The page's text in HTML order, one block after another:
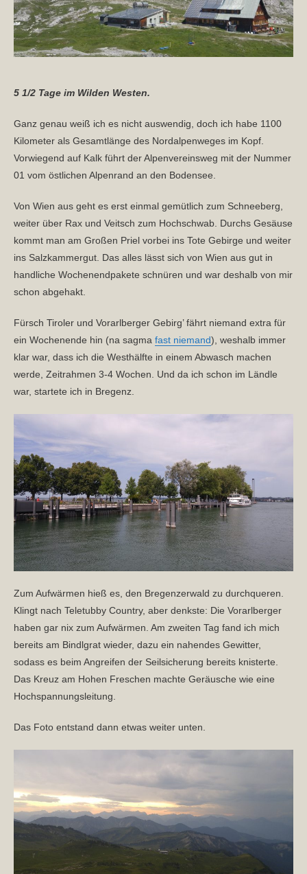
5 1/2 Tage im Wilden Westen.
Ganz genau weiß ich es nicht auswendig, doch ich habe 1100
Kilometer als Gesamtlänge des Nordalpenweges im Kopf.
Vorwiegend auf Kalk führt der Alpenvereinsweg mit der Nummer
01 vom östlichen Alpenrand an den Bodensee.
Von Wien aus geht es erst einmal gemütlich zum Schneeberg,
weiter über Rax und Veitsch zum Hochschwab. Durchs Gesäuse
kommt man am Großen Priel vorbei ins Tote Gebirge und weiter
ins Salzkammergut. Das alles lässt sich von Wien aus gut in
handliche Wochenendpakete schnüren und war deshalb von mir
schon abgehakt.
Fürsch Tiroler und Vorarlberger Gebirg’ fährt niemand extra für
ein Wochenende hin (na sagma fast niemand), weshalb immer
klar war, dass ich die Westhälfte in einem Abwasch machen
werde, Zeitrahmen 3-4 Wochen. Und da ich schon im Ländle
war, startete ich in Bregenz.
Zum Aufwärmen hieß es, den Bregenzerwald zu durchqueren.
Klingt nach Teletubby Country, aber denkste: Die Vorarlberger
haben gar nix zum Aufwärmen. Am zweiten Tag fand ich mich
bereits am Bindlgrat wieder, dazu ein nahendes Gewitter,
sodass es beim Angreifen der Seilsicherung bereits knisterte.
Das Kreuz am Hohen Freschen machte Geräusche wie eine
Hochspannungsleitung.
Das Foto entstand dann etwas weiter unten.